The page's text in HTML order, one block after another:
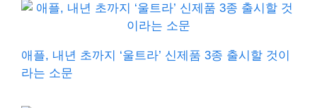
애플, 내년 초까지 ‘울트라’ 신제품 3종 출시할 것이
라는 소문